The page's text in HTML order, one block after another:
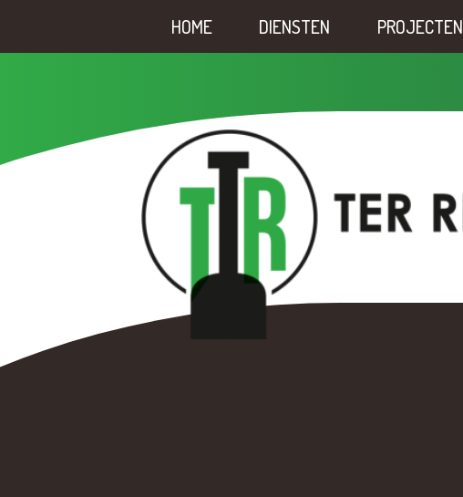
HOME DIENSTEN PROJECTEN